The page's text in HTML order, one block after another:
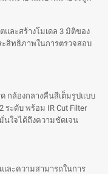
และสร้างโมเดล 3 มิติของ
สิทธิภาพในการตรวจสอบ
กล้องกลางคืนสีเต็มรูปแบบ
ะดับ พร้อม IR Cut Filter
นใจได้ถึงความชัดเจน
ละความสามารถในการ